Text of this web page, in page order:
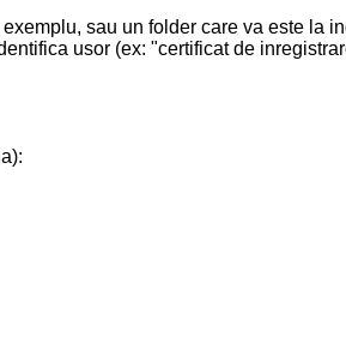
sau un folder care va este la
usor (ex: "certificat de